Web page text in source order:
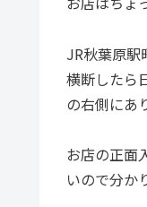
JR秋葉原駅
横断したら
の右側にあ
お店の正面
いので分か